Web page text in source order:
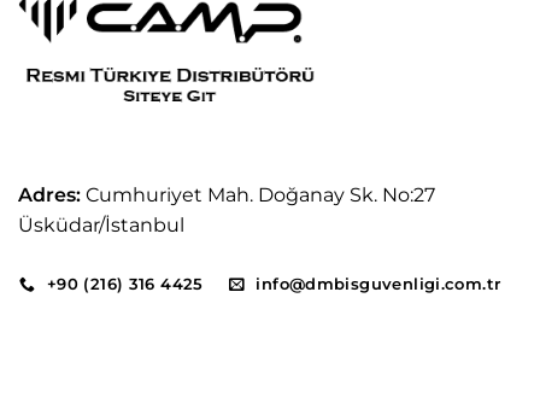
Adres: Cumhuriyet Mah. Doğanay Sk. No:27
Üsküdar/İstanbul
+90 (216) 316 4425 info@dmbisguvenligi.com.tr